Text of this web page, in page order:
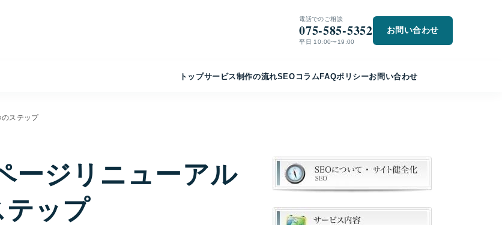
電話でのご相談
075-585-5352
平日 10:00〜19:00
お問い合わせ
トップサービス制作の流れSEO コラムFAQポリシーお問い合わせ
ステップ
ージリニューアル
テップ